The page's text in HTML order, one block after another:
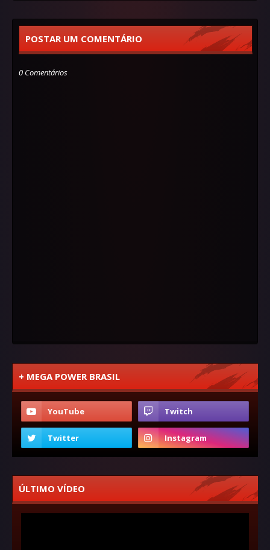
POSTAR UM COMENTÁRIO
0 Comentários
+ MEGA POWER BRASIL
ÚLTIMO VÍDEO